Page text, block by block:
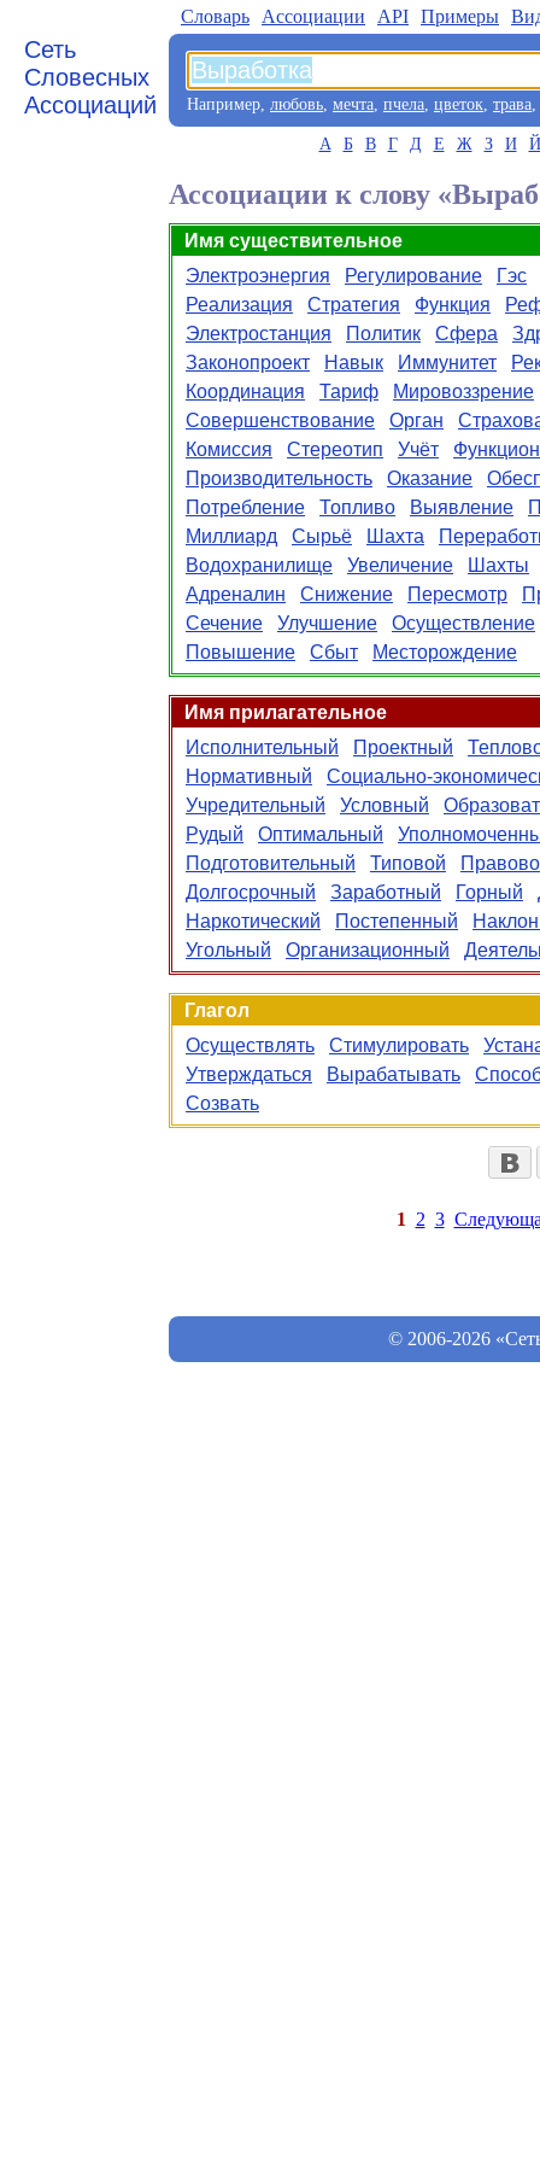
Сеть
Словесных
Ассоциаций
Словарь Aссоциации API Примеры
Например, любовь, мечта, пчела, цветок, трава,
А Б В Г Д Е Ж З И Й
Ассоциации к слову
Имя существительное
Электроэнергия
Регулирование
Гэс
Реализация
Стратегия Функция
Электростанция
Политик Сфера
Законопроект
Навык Иммунитет
Координация
Тариф
Мировоззрение
Совершенствование
Орган
Комиссия
Стереотип Учёт
Производительность
Оказание
Потребление
Топливо Выявление
Миллиард
Сырьё Шахта
Водохранилище
Увеличение
Шахты
Адреналин
Снижение Пересмотр
Сечение
Улучшение
Осуществление
Повышение
Сбыт Месторождение
Имя прилагательное
Исполнительный
Проектный
Нормативный
Социально-
Учредительный
Условный
Рудый
Оптимальный
Подготовительный
Типовой
Долгосрочный
Заработный Горный
Наркотический
Постепенный
Угольный
Организационный
Глагол
Осуществлять
Стимулировать
Утверждаться
Вырабатывать
Созвать
1 2 3
© 2006-2026